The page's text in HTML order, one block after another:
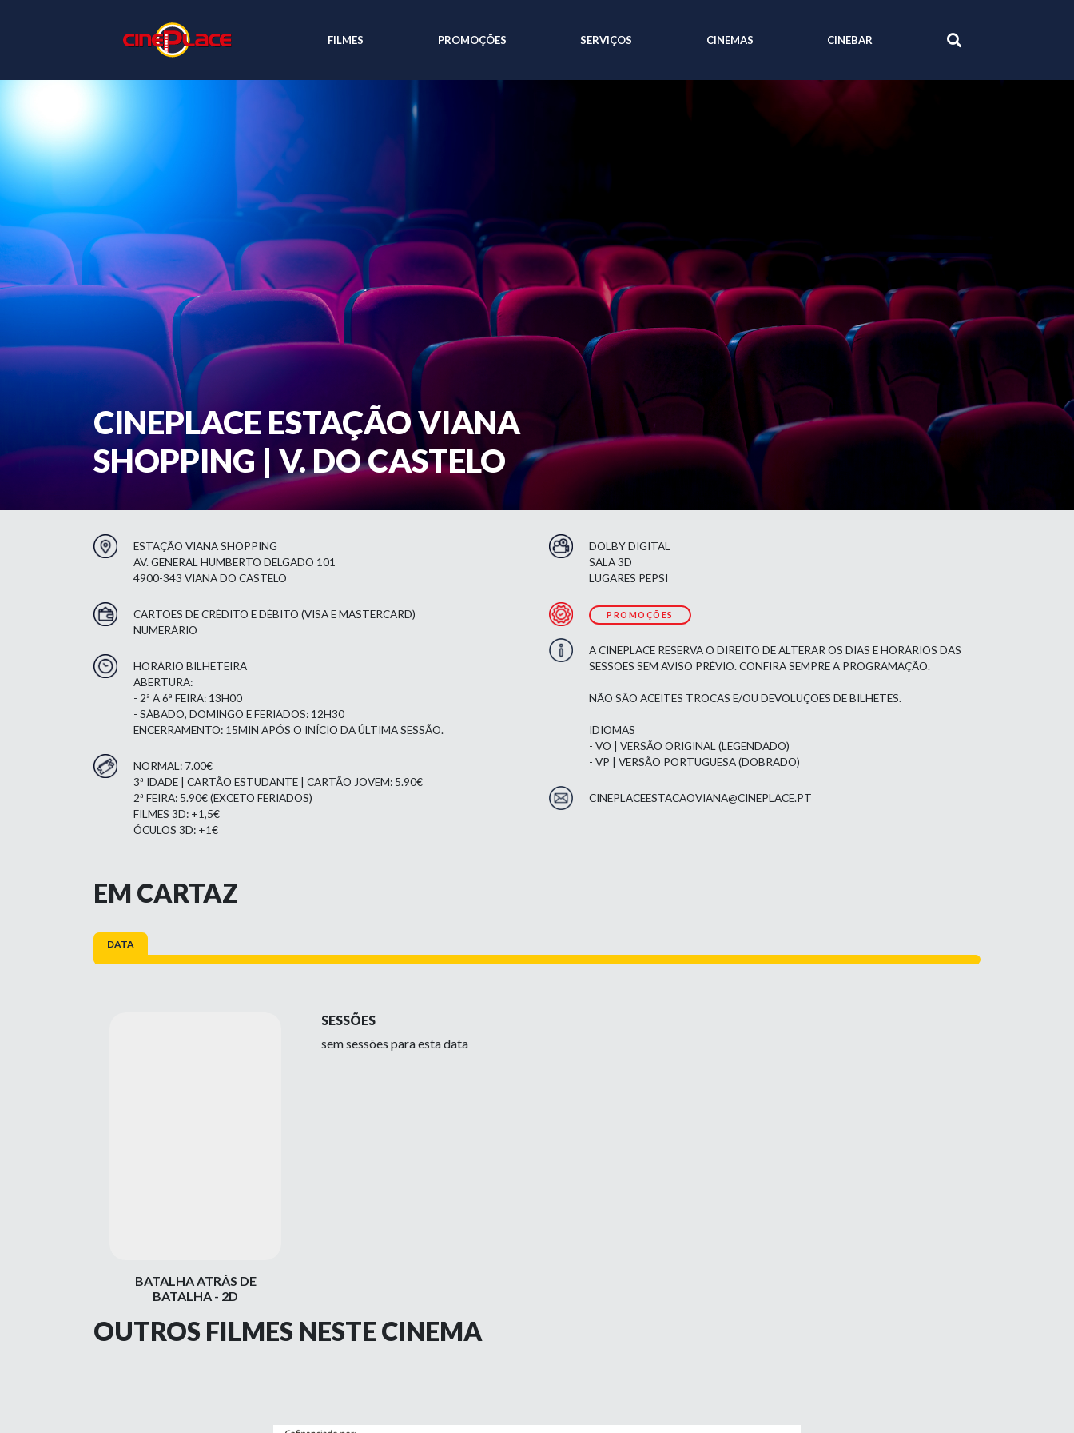
FILMES PROMOÇÕES SERVIÇOS CINEMAS CINEBAR
CINEPLACE ESTAÇÃO VIANA
SHOPPING | V. DO CASTELO
ESTAÇÃO VIANA SHOPPING
AV. GENERAL HUMBERTO DELGADO 101
4900-343 VIANA DO CASTELO
CARTÕES DE CRÉDITO E DÉBITO (VISA E MASTERCARD)
NUMERÁRIO
HORÁRIO BILHETEIRA
ABERTURA:
- 2ª A 6ª FEIRA: 13H00
- SÁBADO, DOMINGO E FERIADOS: 12H30
ENCERRAMENTO: 15MIN APÓS O INÍCIO DA ÚLTIMA SESSÃO.
NORMAL: 7.00€
3ª IDADE | CARTÃO ESTUDANTE | CARTÃO JOVEM: 5.90€
2ª FEIRA: 5.90€ (EXCETO FERIADOS)
FILMES 3D: +1,5€
ÓCULOS 3D: +1€
DOLBY DIGITAL
SALA 3D
LUGARES PEPSI
PROMOÇÕES
A CINEPLACE RESERVA O DIREITO DE ALTERAR OS DIAS E HORÁRIOS DAS
SESSÕES SEM AVISO PRÉVIO. CONFIRA SEMPRE A PROGRAMAÇÃO.
NÃO SÃO ACEITES TROCAS E/OU DEVOLUÇÕES DE BILHETES.
IDIOMAS
- VO | VERSÃO ORIGINAL (LEGENDADO)
- VP | VERSÃO PORTUGUESA (DOBRADO)
CINEPLACEESTACAOVIANA@CINEPLACE.PT
EM CARTAZ
DATA
BATALHA ATRÁS DE
BATALHA - 2D
SESSÕES
sem sessões para esta data
OUTROS FILMES NESTE CINEMA